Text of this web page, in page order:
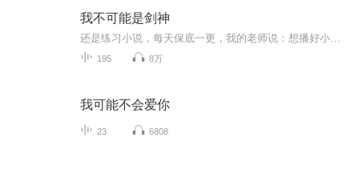
我不可能是剑神
195 8万
我可能不会爱你
23 6808